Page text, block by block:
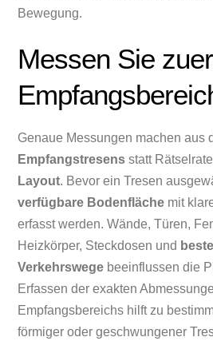
Bewegung.
Messen Sie
Genaue Messungen machen aus
Empfangstresens statt
Layout. Bevor ein Tresen
verfügbare Bodenfläche mit
erfasst werden. Wände, Türen,
Heizkörper, Steckdosen und
Verkehrswege beeinflussen die
Erfassen der exakten
Empfangsbereichs hilft zu
förmiger oder geschwungener